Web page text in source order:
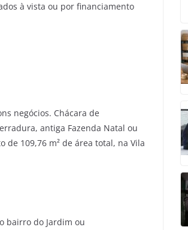
à vista ou por financiamento
negócios. Chácara de
antiga Fazenda Natal ou
de 109,76 m² de área total, na Vila
bairro do Jardim ou